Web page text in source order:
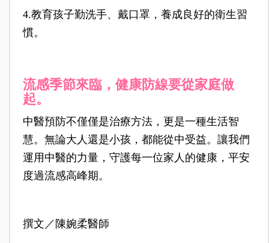
4.教育孩子勤洗手、戴口罩，養成良好的衛生習
慣。
流感季節來臨，健康防線要從家庭做
起。
中醫預防不僅僅是治療方法，更是一種生活智
慧。無論大人還是小孩，都能從中受益。讓我們
運用中醫的力量，守護每一位家人的健康，平安
度過流感高峰期。
撰文／陳婉柔醫師